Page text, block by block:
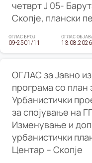
четврт Ј 05-
Скопје, плански
ОГЛАС БРОЈ
09-2501/11
ОГЛАС
13.08.2026
ОГЛАС за Јавно
програма со план
Урбанистички
за спојување на
Изменување и
урбанистички
Центар – Скопје